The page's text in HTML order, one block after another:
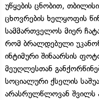
უწყების ცნობით,
ცხოვრების ხელყოფის
სამმართველოს მიერ
რომ ბრალდებული
ინტიმური შინაარსის
მეუღლესთან
სოციალური ქსელის
არასრულწლოვან შვილს